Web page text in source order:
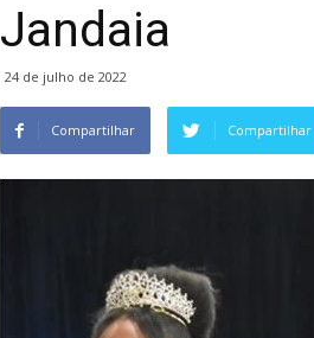
Jandaia
24 de julho de 2022
Compartilhar Compartilhar